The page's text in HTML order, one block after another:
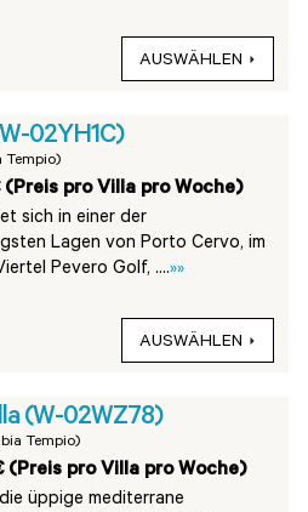
AUSWÄHLEN
02YH1C)
Tempio)
(Preis pro Villa pro Woche)
sich in einer der
Lagen von Porto Cervo, im
Pevero Golf, ....»»
AUSWÄHLEN
(W-02WZ78)
Tempio)
(Preis pro Villa pro Woche)
üppige mediterrane